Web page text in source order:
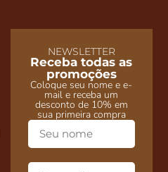
NEWSLETTER
Receba todas as
promoções
Coloque seu nome e e-
mail e receba um
desconto de 10% em
sua primeira compra